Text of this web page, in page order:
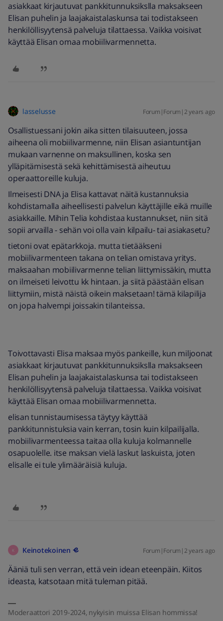
asiakkaat kirjautuvat pankkitunnuksikslla maksakseen
Elisan puhelin ja laajakaistalaskunsa tai todistakseen
henkilöllisyytensä palveluja tilattaessa. Vaikka voisivat
käyttää Elisan omaa mobiilivarmennetta.
lasselusse Forum|Forum|2 years ago
Osallistuessani jokin aika sitten tilaisuuteen, jossa
aiheena oli mobiilivarmenne, niin Elisan asiantuntijan
mukaan varnenne on maksullinen, koska sen
ylläpitämisestä sekä kehittämisestä aiheutuu
operaattoreille kuluja.
Ilmeisesti DNA ja Elisa kattavat näitä kustannuksia
kohdistamalla aiheellisesti palvelun käyttäjille eikä muille
asiakkaille. Mihin Telia kohdistaa kustannukset, niin sitä
sopii arvailla - sehän voi olla vain kilpailu- tai asiakasetu?
tietoni ovat epätarkkoja. mutta tietääkseni
mobiilivarmenteen takana on telian omistava yritys.
maksaahan mobiilivarmenne telian liittymissäkin, mutta
on ilmeiseti leivottu kk hintaan. ja siitä päästään elisan
liittymiin, mistä näistä oikein maksetaan! tämä kilapilija
on jopa halvempi joissakin tilanteissa.
Toivottavasti Elisa maksaa myös pankeille, kun miljoonat
asiakkaat kirjautuvat pankkitunnuksikslla maksakseen
Elisan puhelin ja laajakaistalaskunsa tai todistakseen
henkilöllisyytensä palveluja tilattaessa. Vaikka voisivat
käyttää Elisan omaa mobiilivarmennetta.
elisan tunnistaumisessa täytyy käyttää
pankkitunnistuksia vain kerran, tosin kuin kilpailijalla.
mobiilivarmenteessa taitaa olla kuluja kolmannelle
osapuolelle. itse maksan vielä laskut laskuista, joten
elisalle ei tule ylimääräisiä kuluja.
K Keinotekoinen Forum|Forum|2 years ago
Ääniä tuli sen verran, että vein idean eteenpäin. Kiitos
ideasta, katsotaan mitä tuleman pitää.
Moderaattori 2019-2024, nykyisin muissa Elisan hommissa!